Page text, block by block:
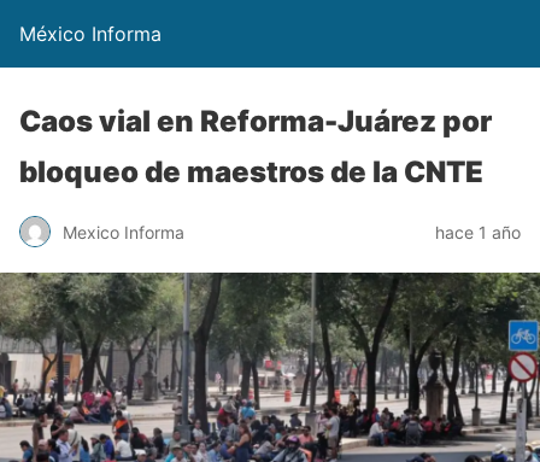
México Informa
Caos vial en Reforma-Juárez por
bloqueo de maestros de la CNTE
Mexico Informa hace 1 año